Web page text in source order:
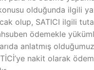
olduğunda ilgili
olup, SATICI ilgili
ödemekle
anlatmış
nakit olarak